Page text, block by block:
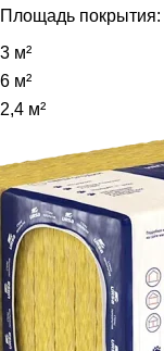
Площадь покрытия:
3 м²
6 м²
2,4 м²